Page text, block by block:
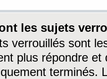
les sujets
verrouillés sont
plus répondre
terminés.